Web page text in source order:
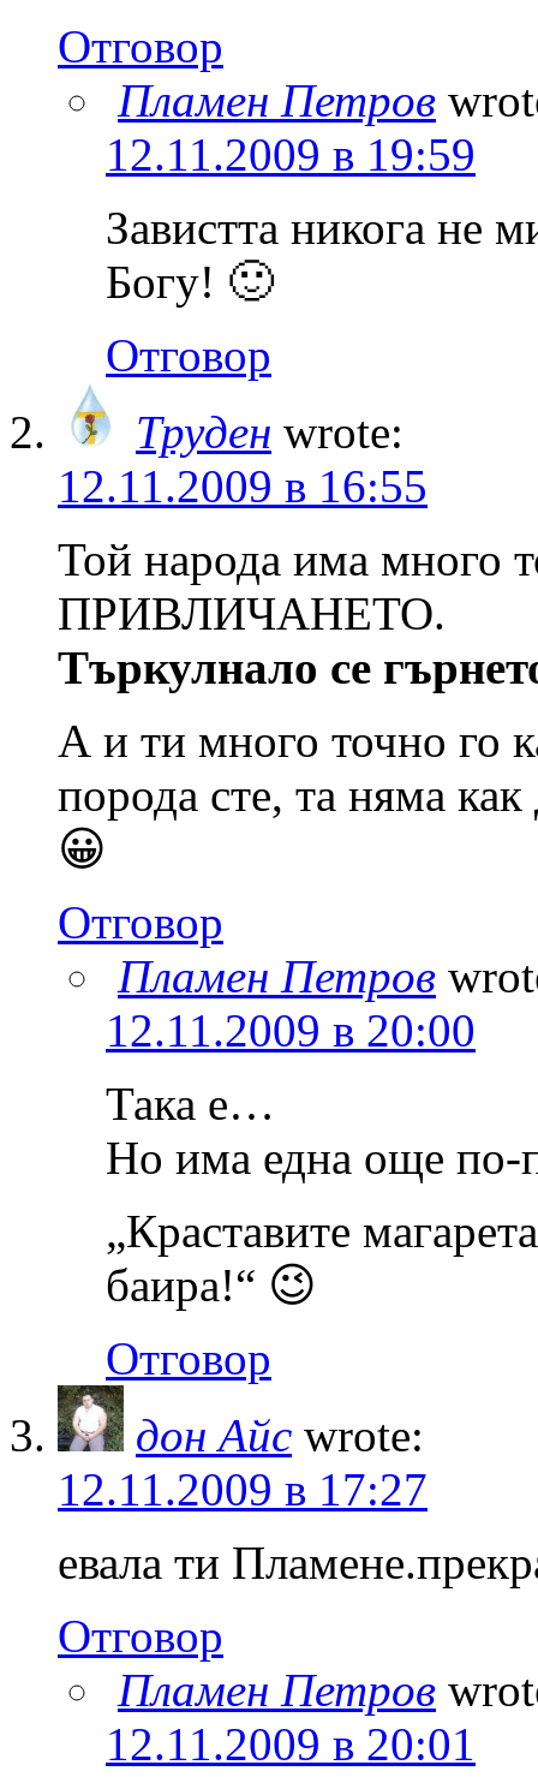
Отговор
Пламен Петров
12.11.2009 в 19:59
Завистта никога не
Богу! 🙂
Отговор
Труден wrote:
12.11.2009 в 16:55
Той народа има много
ПРИВЛИЧАНЕТО.
Търкулнало се
А и ти много точно го
порода сте, та няма
😀
Отговор
Пламен Петров
12.11.2009 в 20:00
Така е…
Но има една още по-
„Краставите
баира!“ 😉
Отговор
дон Айс wrote:
12.11.2009 в 17:27
евала ти
Отговор
Пламен Петров
12.11.2009 в 20:01